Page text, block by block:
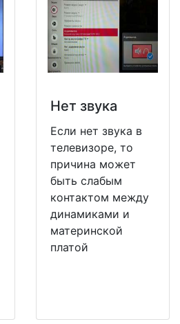
Нет звука
Если нет звука в
телевизоре, то
причина может
быть слабым
контактом между
динамиками и
материнской
платой